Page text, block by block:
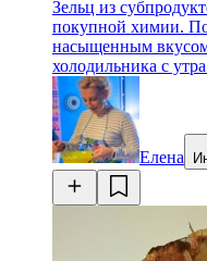
Зельц из
покупной химии.
насыщенным
холодильника с
Елена